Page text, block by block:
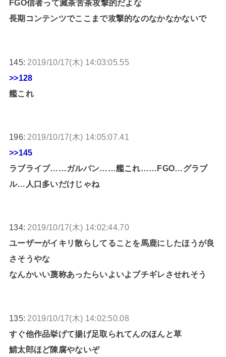
FGO信者って滅茶苦茶攻撃的だよな
長期コンテンツでここまで攻撃的なのなかなかないで
145: 2019/10/17(木) 14:03:05.55
>>128
艦これ
196: 2019/10/17(木) 14:05:07.41
>>145
ラブライブ……ガルパン……艦これ……FGO…グラブ
ル…人口多いだけじゃね
134: 2019/10/17(木) 14:02:44.70
ユーザーがイキリ散らしてることを馬鹿にしたほうが良
さそうやな
なんかいい蔑称あったらいよいよブチギレさせれそう
135: 2019/10/17(木) 14:02:50.08
すぐ他作品挙げて揚げ足取られてんのほんと草
鯖太郎ほど陳腐やないぞ